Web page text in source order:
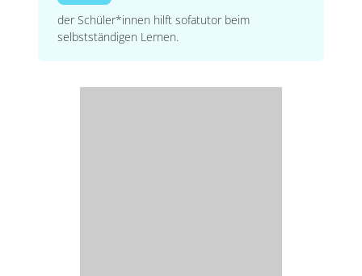
der Schüler*innen hilft sofatutor beim
selbstständigen Lernen.